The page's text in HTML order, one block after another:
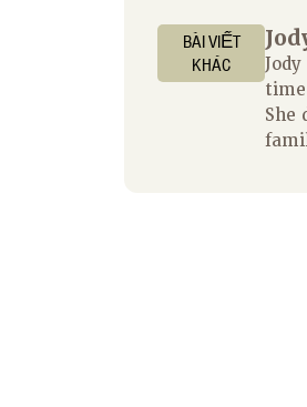
BÀI VIẾT
KHÁC
She